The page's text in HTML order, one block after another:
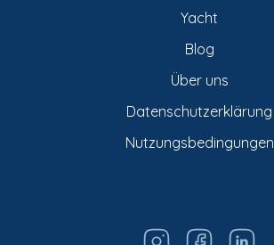
Yacht
Blog
Über uns
Datenschutzerklärung
Nutzungsbedingungen